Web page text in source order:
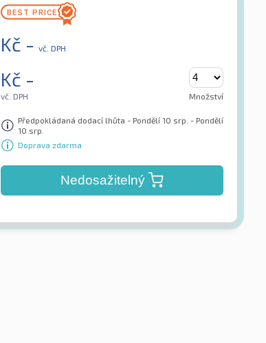
Kč - vč. DPH
Kč -
vč. DPH Množství
Předpokládaná dodací lhůta - Pondělí 10 srp. - Pondělí
10 srp.
Doprava zdarma
Nedosažitelný